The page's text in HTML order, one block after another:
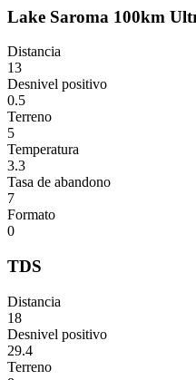
Lake Saroma 100km
Distancia
13
Desnivel positivo
0.5
Terreno
5
Temperatura
3.3
Tasa de abandono
7
Formato
0
TDS
Distancia
18
Desnivel positivo
29.4
Terreno